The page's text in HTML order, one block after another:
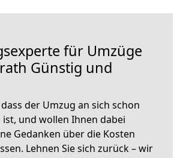
für Umzüge
Günstig und
der Umzug an sich schon
und wollen Ihnen dabei
Gedanken über die Kosten
Lehnen Sie sich zurück – wir